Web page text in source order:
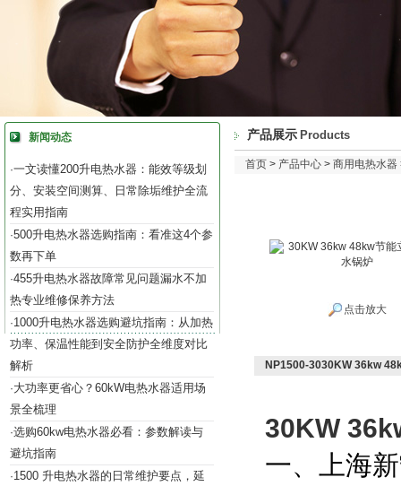
新闻动态
·一文读懂200升电热水器：能效等级划
分、安装空间测算、日常除垢维护全流
程实用指南
·500升电热水器选购指南：看准这4个参
数再下单
·455升电热水器故障常见问题漏水不加
热专业维修保养方法
·1000升电热水器选购避坑指南：从加热
功率、保温性能到安全防护全维度对比
解析
·大功率更省心？60kW电热水器适用场
景全梳理
·选购60kw电热水器必看：参数解读与
避坑指南
·1500 升电热水器的日常维护要点，延
产品展示 Products
首页 > 产品中心 > 商用电热水器
点击放大
NP1500-3030KW 36kw
30KW
一、上海